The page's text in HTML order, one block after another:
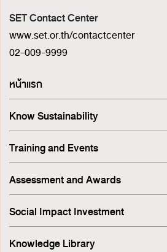
SET Contact Center
www.set.or.th/contactcenter
02-009-9999
หน้าแรก
Know Sustainability
Sustainability at A Glance
Principles and Guidelines
Corporate Governance
Sustainability Management Process
Stakeholder Engagement &
ESG Risk
Sustainable Supply Chain
Environment
Training and Events
Training
Events
Assessment and Awards
Corporate Governance Report
SET ESG Ratings
FTSE Russell ESG Scores
ASEAN Corporate Governance
Social Impact Investment
Knowledge Library